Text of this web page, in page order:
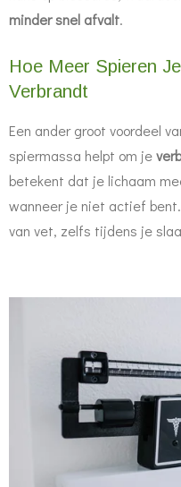
minder snel afvalt.
Hoe Meer Spieren
Verbrandt
Een ander groot voordeel
spiermassa helpt om je
betekent dat je lichaam
wanneer je niet actief
van vet, zelfs tijdens je